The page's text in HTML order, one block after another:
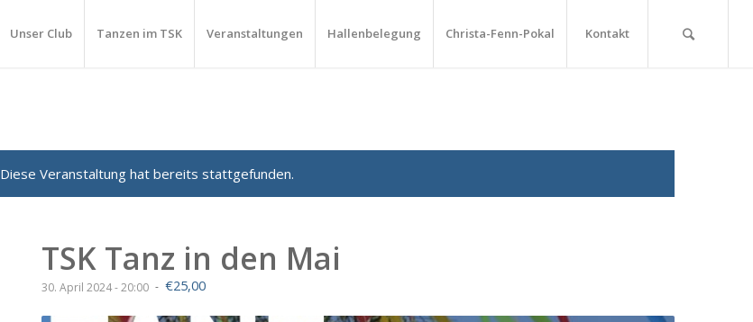
Unser Club Tanzen im TSK Veranstaltungen Hallenbelegung Christa-Fenn-Pokal Kontakt
Diese Veranstaltung hat bereits stattgefunden.
TSK Tanz in den Mai
30. April 2024 - 20:00 - €25,00